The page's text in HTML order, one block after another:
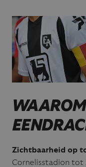
Zichtbaarheid op
Cornelisstadion tot